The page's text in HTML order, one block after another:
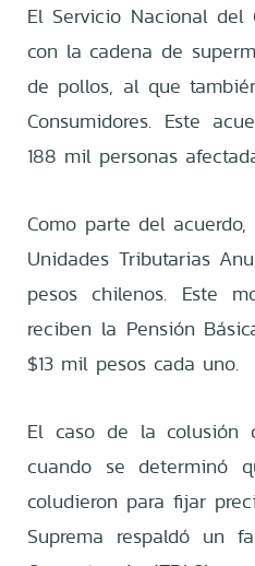
El Servicio Nacional del
con la cadena de
de pollos, al que
Consumidores. Este
188 mil personas
Como parte del
Unidades Tributarias
pesos chilenos. Este
reciben la Pensión
$13 mil pesos cada uno.
El caso de la colusión
cuando se determinó
coludieron para fijar
Suprema respaldó un